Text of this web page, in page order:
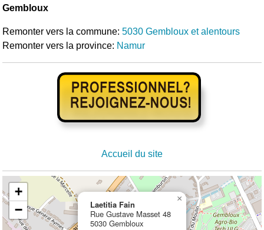
Gembloux
Remonter vers la commune:5030 Gembloux et alentours
Remonter vers la province: Namur
Accueil du site
Laetitia Fain
Rue Gustave Masset 48
5030 Gembloux
×
+
−